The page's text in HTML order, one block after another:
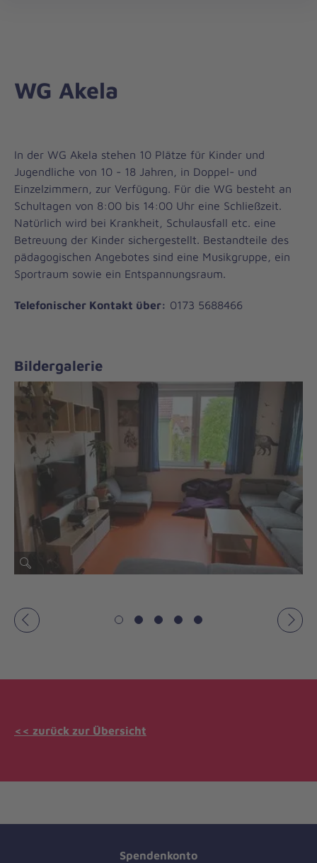
WG Akela
In der WG Akela stehen 10 Plätze für Kinder und
Jugendliche von 10 - 18 Jahren, in Doppel- und
Einzelzimmern, zur Verfügung. Für die WG besteht an
Schultagen von 8:00 bis 14:00 Uhr eine Schließzeit.
Natürlich wird bei Krankheit, Schulausfall etc. eine
Betreuung der Kinder sichergestellt. Bestandteile des
pädagogischen Angebotes sind eine Musikgruppe, ein
Sportraum sowie ein Entspannungsraum.
Telefonischer Kontakt über: 0173 5688466
Bildergalerie
Vorheriges
<< zurück zur Übersicht
Spendenkonto